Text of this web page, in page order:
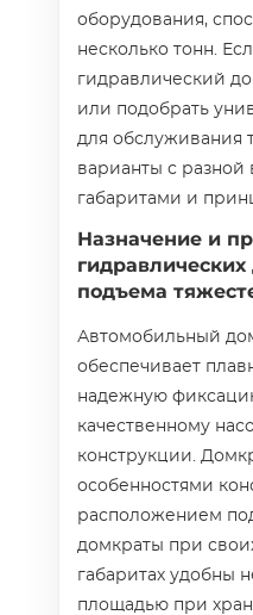
оборудования,
несколько тонн.
гидравлический
или подобрать
для обслуживания
варианты с разной
габаритами и
Назначение и
подъема
Автомобильный
обеспечивает
надежную
качественному
конструкции.
особенностями
расположением
домкраты при
габаритах удобны
площадью при